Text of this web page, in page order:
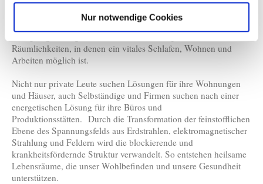
Nur notwendige Cookies
krankheitsfördernden Strahlenbelastungen ein
gesundheitsunterstützendes Raumklima. Durch diese
einzigartigen Möglichkeiten entstehen energetisch transformierte
Räumlichkeiten, in denen ein vitales Schlafen, Wohnen und
Arbeiten möglich ist.
Nicht nur private Leute suchen Lösungen für ihre Wohnungen
und Häuser, auch Selbständige und Firmen suchen nach einer
energetischen Lösung für ihre Büros und
Produktionsstätten. Durch die Transformation der feinstofflichen
Ebene des Spannungsfelds aus Erdstrahlen, elektromagnetischer
Strahlung und Feldern wird die blockierende und
krankheitsfördernde Struktur verwandelt. So entstehen heilsame
Lebensräume, die unser Wohlbefinden und unsere Gesundheit
unterstützen.